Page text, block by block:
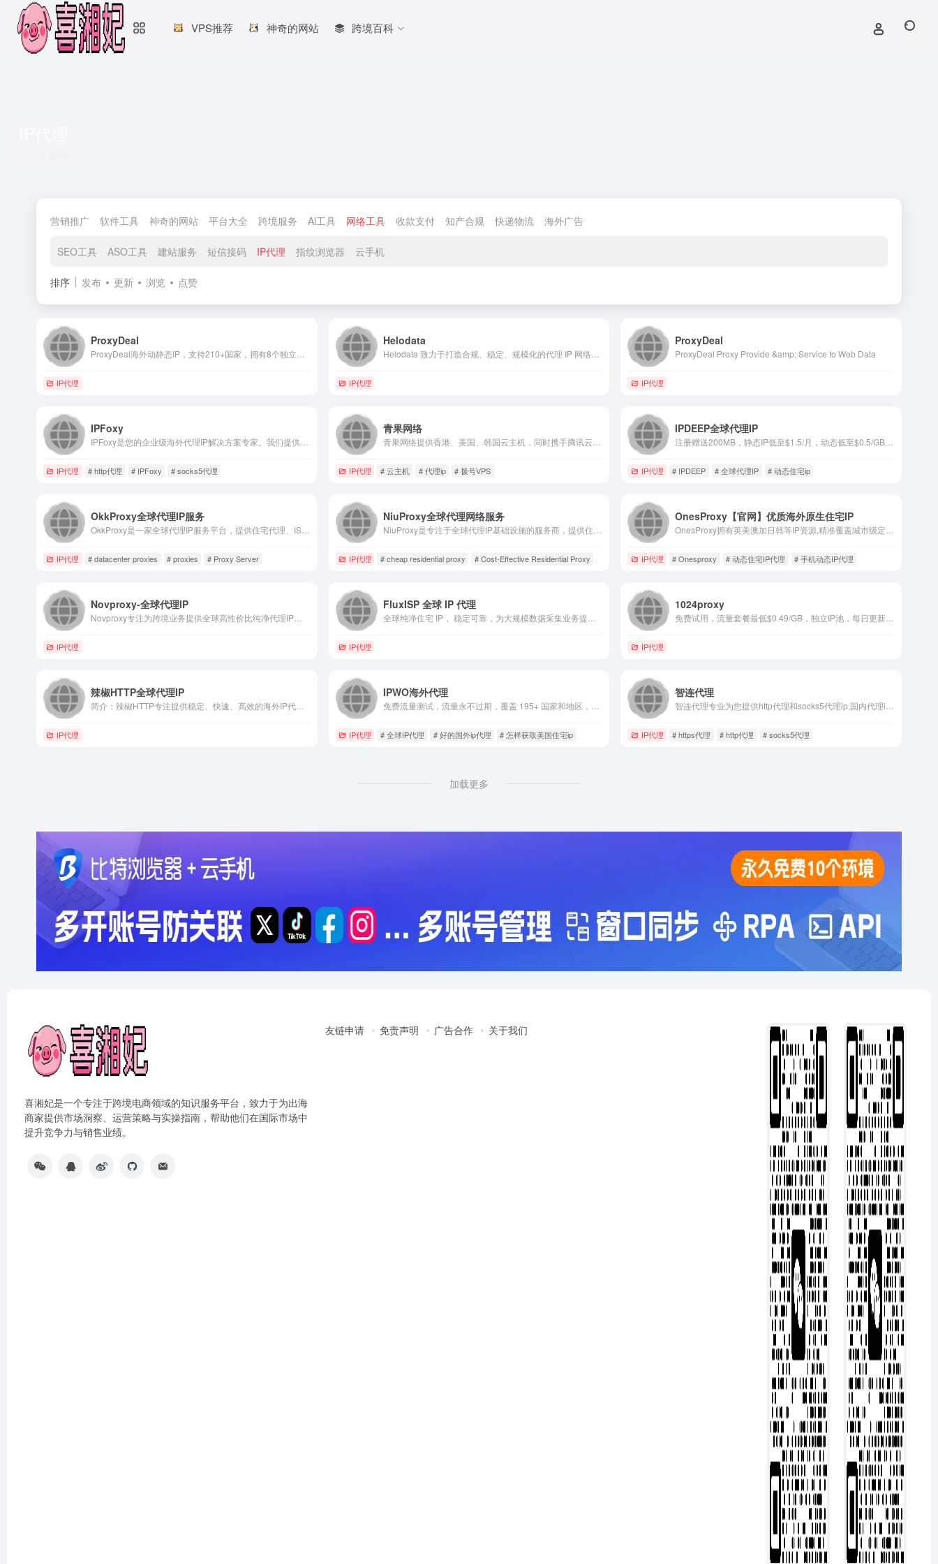
VPS推荐 神奇的网站 跨境百科
营销推广 软件工具 神奇的网站 平台大全 跨境服务 Al工具 网络工具 收款支付 知产合规 快递物流 海外广告
SEO工具 ASO工具 建站服务 短信接码 IP代理 指纹浏览器 云手机
排序 发布 更新 浏览 点赞
ProxyDeal
IP代理
Helodata
IP代理
ProxyDeal
ProxyDeal Proxy Provide &amp; Service to Web Data
IP代理
IPFoxy
IP代理 # http代理 # IPFoxy # socks5代理
青果网络
IP代理 # 云主机 # 代理ip # 拨号VPS
IPDEEP全球代理IP
IP代理 # IPDEEP # 全球代理IP # 动态住宅ip
OkkProxy全球代理IP服务
IP代理 # datacenter proxies # proxies # Proxy Server
NiuProxy全球代理网络服务
IP代理 # cheap residential proxy # Cost-Effective Residential Proxy # Global Residential IP
OnesProxy【官网】优质海外原生住宅IP
IP代理 # Onesproxy # 动态住宅IP代理 # 手机动态IP代理
Novproxy-全球代理IP
IP代理
FluxISP 全球 IP 代理
IP代理
1024proxy
IP代理
辣椒HTTP全球代理IP
IP代理
IPWO海外代理
IP代理 # 全球IP代理 # 好的国外ip代理 # 怎样获取美国住宅ip
智连代理
IP代理 # https代理 # http代理 # socks5代理
加载更多
喜湘妃是一个专注于跨境电商领域的知识服务平台，致力于为出海
商家提供市场洞察、运营策略与实操指南，帮助他们在国际市场中
提升竞争力与销售业绩。
友链申请 免责声明 广告合作 关于我们